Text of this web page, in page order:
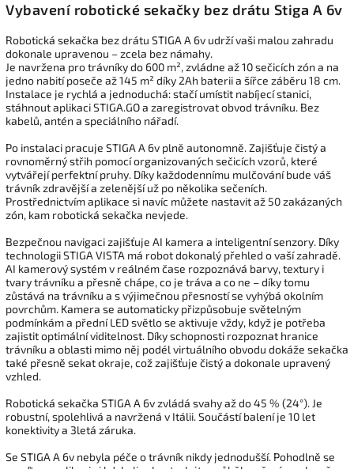
Vybavení robotické sekačky bez drátu Stiga A 6v
Robotická sekačka bez drátu STIGA A 6v udrží vaši malou zahradu
dokonale upravenou – zcela bez námahy.
Je navržena pro trávníky do 600 m², zvládne až 10 sečicích zón a na
jedno nabití poseče až 145 m² díky 2Ah baterii a šířce záběru 18 cm.
Instalace je rychlá a jednoduchá: stačí umístit nabíjecí stanici,
stáhnout aplikaci STIGA.GO a zaregistrovat obvod trávníku. Bez
kabelů, antén a speciálního nářadí.
Po instalaci pracuje STIGA A 6v plně autonomně. Zajišťuje čistý a
rovnoměrný střih pomocí organizovaných sečicích vzorů, které
vytvářejí perfektní pruhy. Díky každodennímu mulčování bude váš
trávník zdravější a zelenější už po několika sečeních.
Prostřednictvím aplikace si navíc můžete nastavit až 50 zakázaných
zón, kam robotická sekačka nevjede.
Bezpečnou navigaci zajišťuje AI kamera a inteligentní senzory. Díky
technologii STIGA VISTA má robot dokonalý přehled o vaší zahradě.
AI kamerový systém v reálném čase rozpoznává barvy, textury i
tvary trávníku a přesně chápe, co je tráva a co ne – díky tomu
zůstává na trávníku a s výjimečnou přesností se vyhýbá okolním
povrchům. Kamera se automaticky přizpůsobuje světelným
podmínkám a přední LED světlo se aktivuje vždy, když je potřeba
zajistit optimální viditelnost. Díky schopnosti rozpoznat hranice
trávníku a oblasti mimo něj podél virtuálního obvodu dokáže sekačka
také přesně sekat okraje, což zajišťuje čistý a dokonale upravený
vzhled.
Robotická sekačka STIGA A 6v zvládá svahy až do 45 % (24°). Je
robustní, spolehlivá a navržená v Itálii. Součástí balení je 10 let
konektivity a 3letá záruka.
Se STIGA A 6v nebyla péče o trávník nikdy jednodušší. Pohodlně se